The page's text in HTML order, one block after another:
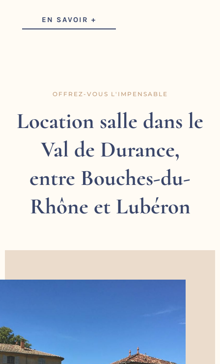
EN SAVOIR +
OFFREZ-VOUS L'IMPENSABLE
Location salle dans le
Val de Durance,
entre Bouches-du-
Rhône et Lubéron